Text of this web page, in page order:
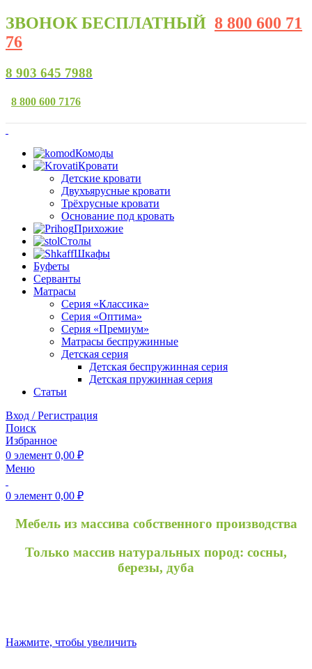
ЗВОНОК БЕСПЛАТНЫЙ 8 800 600 71
76
8 903 645 7988
8 800 600 7176
Комоды
Кровати
Детские кровати
Двухъярусные кровати
Трёхрусные кровати
Основание под кровать
Прихожие
Столы
Шкафы
Буфеты
Серванты
Матрасы
Серия «Классика»
Серия «Оптима»
Серия «Премиум»
Матрасы беспружинные
Детская серия
Детская беспружинная серия
Детская пружинная серия
Статьи
Вход / Регистрация
Поиск
Избранное
0 элемент 0,00 ₽
Меню
0 элемент 0,00 ₽
Мебель из массива собственного производства
Только массив натуральных пород: сосны,
березы, дуба
Нажмите, чтобы увеличить